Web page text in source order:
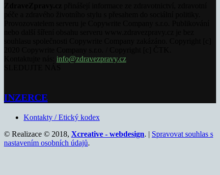
info@zdravezpravy.cz
INZERCE
Kontakty / Etický kodex
© Realizace © 2018, Xcreative - webdesign. | Spravovat souhlas s
nastavením osobních údajů.